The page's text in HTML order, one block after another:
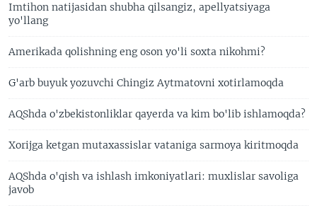
Imtihon natijasidan shubha qilsangiz, apellyatsiyaga
yo'llang
Amerikada qolishning eng oson yo'li soxta nikohmi?
G'arb buyuk yozuvchi Chingiz Aytmatovni xotirlamoqda
AQShda o'zbekistonliklar qayerda va kim bo'lib ishlamoqda?
Xorijga ketgan mutaxassislar vataniga sarmoya kiritmoqda
AQShda o'qish va ishlash imkoniyatlari: muxlislar savoliga
javob